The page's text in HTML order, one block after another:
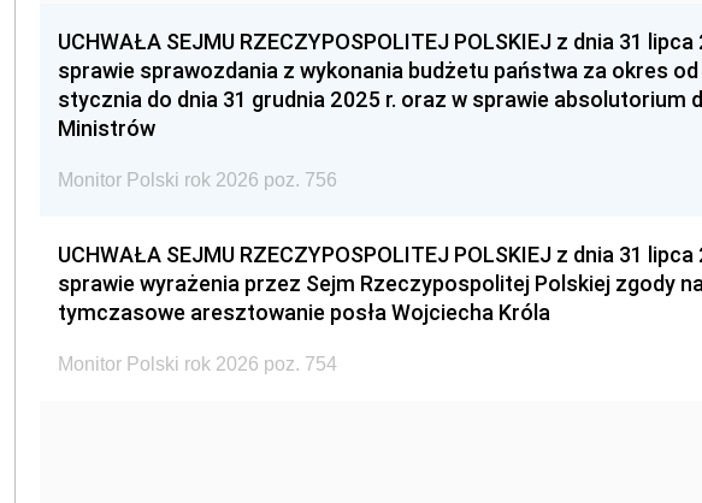
UCHWAŁA SEJMU RZECZYPOSPOLITEJ POLSKIEJ z dnia 31 lipca
sprawie sprawozdania z wykonania budżetu państwa za okres od
stycznia do dnia 31 grudnia 2025 r. oraz w sprawie absolutorium
Ministrów
Monitor Polski rok 2026 poz. 756
UCHWAŁA SEJMU RZECZYPOSPOLITEJ POLSKIEJ z dnia 31 lipca
sprawie wyrażenia przez Sejm Rzeczypospolitej Polskiej zgody
tymczasowe aresztowanie posła Wojciecha Króla
Monitor Polski rok 2026 poz. 754